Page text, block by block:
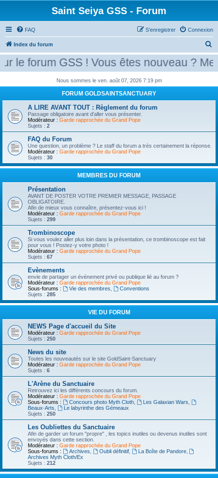
Saint Seiya GSS - Forum
FAQ Connexion
S’enregistrer
Index du forum
e
c
r
forum GSS ! Vous êtes nouveau ?
Nous sommes le ven. août 07, 2026 7:19 pm
FORUM GOLDSAINTSANCTUARY
A LIRE AVANT TOUT : Règlement du forum
Passage obligatoire avant d'aller vous présenter.
Modérateur : Garde rapprochée du Grand Pope
Sujets : 2
FAQ du Forum
Une question, un problème ? Le staff du forum a très certainement la réponse.
Modérateur : Garde rapprochée du Grand Pope
Sujets : 30
MEMBRES DU FORUM
Présentation
AVANT DE POSTER VOTRE PREMIER MESSAGE, PASSAGE
OBLIGATOIRE.
Afin de mieux vous connaître, présentez-vous ici !
Modérateur : Garde rapprochée du Grand Pope
Sujets : 299
Trombinoscope
Si vous voulez aller plus loin dans la présentation, ce trombinoscope est fait
pour vous ! Postez-y votre photo !
Modérateur : Garde rapprochée du Grand Pope
Sujets : 67
Evènements
envie de partager un événement privé ou publique lié au forum ?
Modérateur : Garde rapprochée du Grand Pope
Sous-forums :
Vie des membres
Conventions
Sujets : 285
VIE DU FORUM
NEWS Page d'accueil du Site
Modérateur : Garde rapprochée du Grand Pope
Sujets : 250
News du site
Toutes les nouveautés sur le site GoldSaint-Sanctuary
Modérateur : Garde rapprochée du Grand Pope
Sujets : 6
L'Arène du Sanctuaire
Retrouvez ici les différents concours du forum.
Modérateur : Garde rapprochée du Grand Pope
Sous-forums :
Concours photo Myth Cloth, Les Galaxian Wars
Beaux-Arts
Le labyrinthe des Gémeaux
Sujets : 250
Les Oubliettes du Sanctuaire
Afin de garder un forum "propre" , les topics inutiles ou devenus inutiles sont
envoyés dans cette section.
Modérateur : Garde rapprochée du Grand Pope
Sous-forums :
Archives Oubli définitif, La Boîte de Pandore,
Archives Myth Cloth/Ex
Sujets : 212